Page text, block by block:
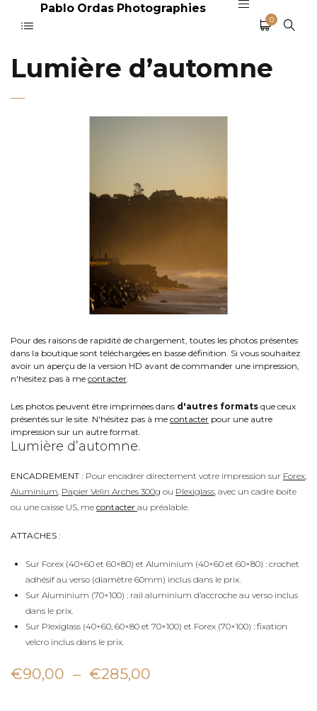
Pablo Ordas Photographies
0
Lumière d’automne
Pour des raisons de rapidité de chargement, toutes les photos présentes
dans la boutique sont téléchargées en basse définition. Si vous souhaitez
avoir un aperçu de la version HD avant de commander une impression,
n'hésitez pas à me contacter
Les photos peuvent être imprimées dans d'autres formats que ceux
présentés sur le site. N'hésitez pas à me contacter pour une autre
impression sur un autre format.
Lumière d’automne.
ENCADREMENT : Pour encadrer directement votre impression sur Forex
Aluminium Papier Velin Arches 300g ou Plexiglass , avec un cadre boite
ou une caisse US, me contacter au préalable.
ATTACHES :
Sur Forex (40×60 et 60×80) et Aluminium (40×60 et 60×80) : crochet
adhésif au verso (diamètre 60mm) inclus dans le prix.
Sur Aluminium (70×100) : rail aluminium d’accroche au verso inclus
dans le prix.
Sur Plexiglass (40×60, 60×80 et 70×100) et Forex (70×100) : fixation
velcro inclus dans le prix.
€90,00 – €285,00